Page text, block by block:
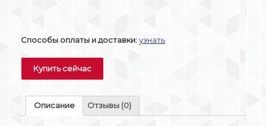
Способы оплаты и доставки:узнать
Купить сейчас
Описание Отзывы (0)